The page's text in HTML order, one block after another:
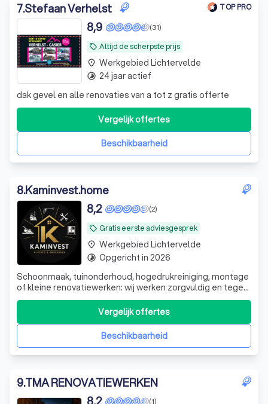
7.Stefaan Verhelst TOP PRO
local_offer Altijd de scherpste prijs
(31)
8,9
dak gevel en alle renovaties van a tot z gratis offerte
Beschikbaarheid
Vergelijk offertes
place Werkgebied Lichtervelde
timelapse 24 jaar actief
8.Kaminvest.home
local_offer Gratis eerste adviesgesprek
(2)
8,2
Schoonmaak, tuinonderhoud, hogedrukreiniging, montage
of kleine renovatiewerken: wij werken zorgvuldig en tegen
een eerlijke prijs. Eén aanspreekpunt voor al uw klussen,
Beschikbaarheid
Vergelijk offertes
place Werkgebied Lichtervelde
timelapse Opgericht in 2026
9.TMA RENOVATIEWERKEN
(1)